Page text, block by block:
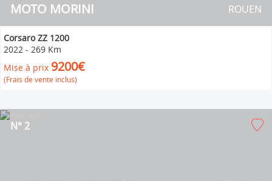
MOTO MORINI ROUEN
Corsaro ZZ 1200
2022 - 269 Km
Mise à prix 9200€
(Frais de vente inclus)
N° 2